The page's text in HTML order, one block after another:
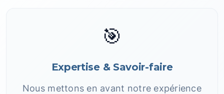
🎯
Expertise & Savoir-faire
Nous mettons en avant notre expérience